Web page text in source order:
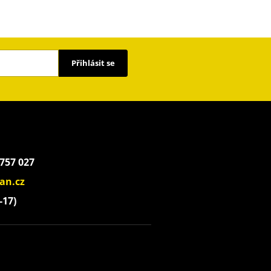
Přihlásit se
027
17)